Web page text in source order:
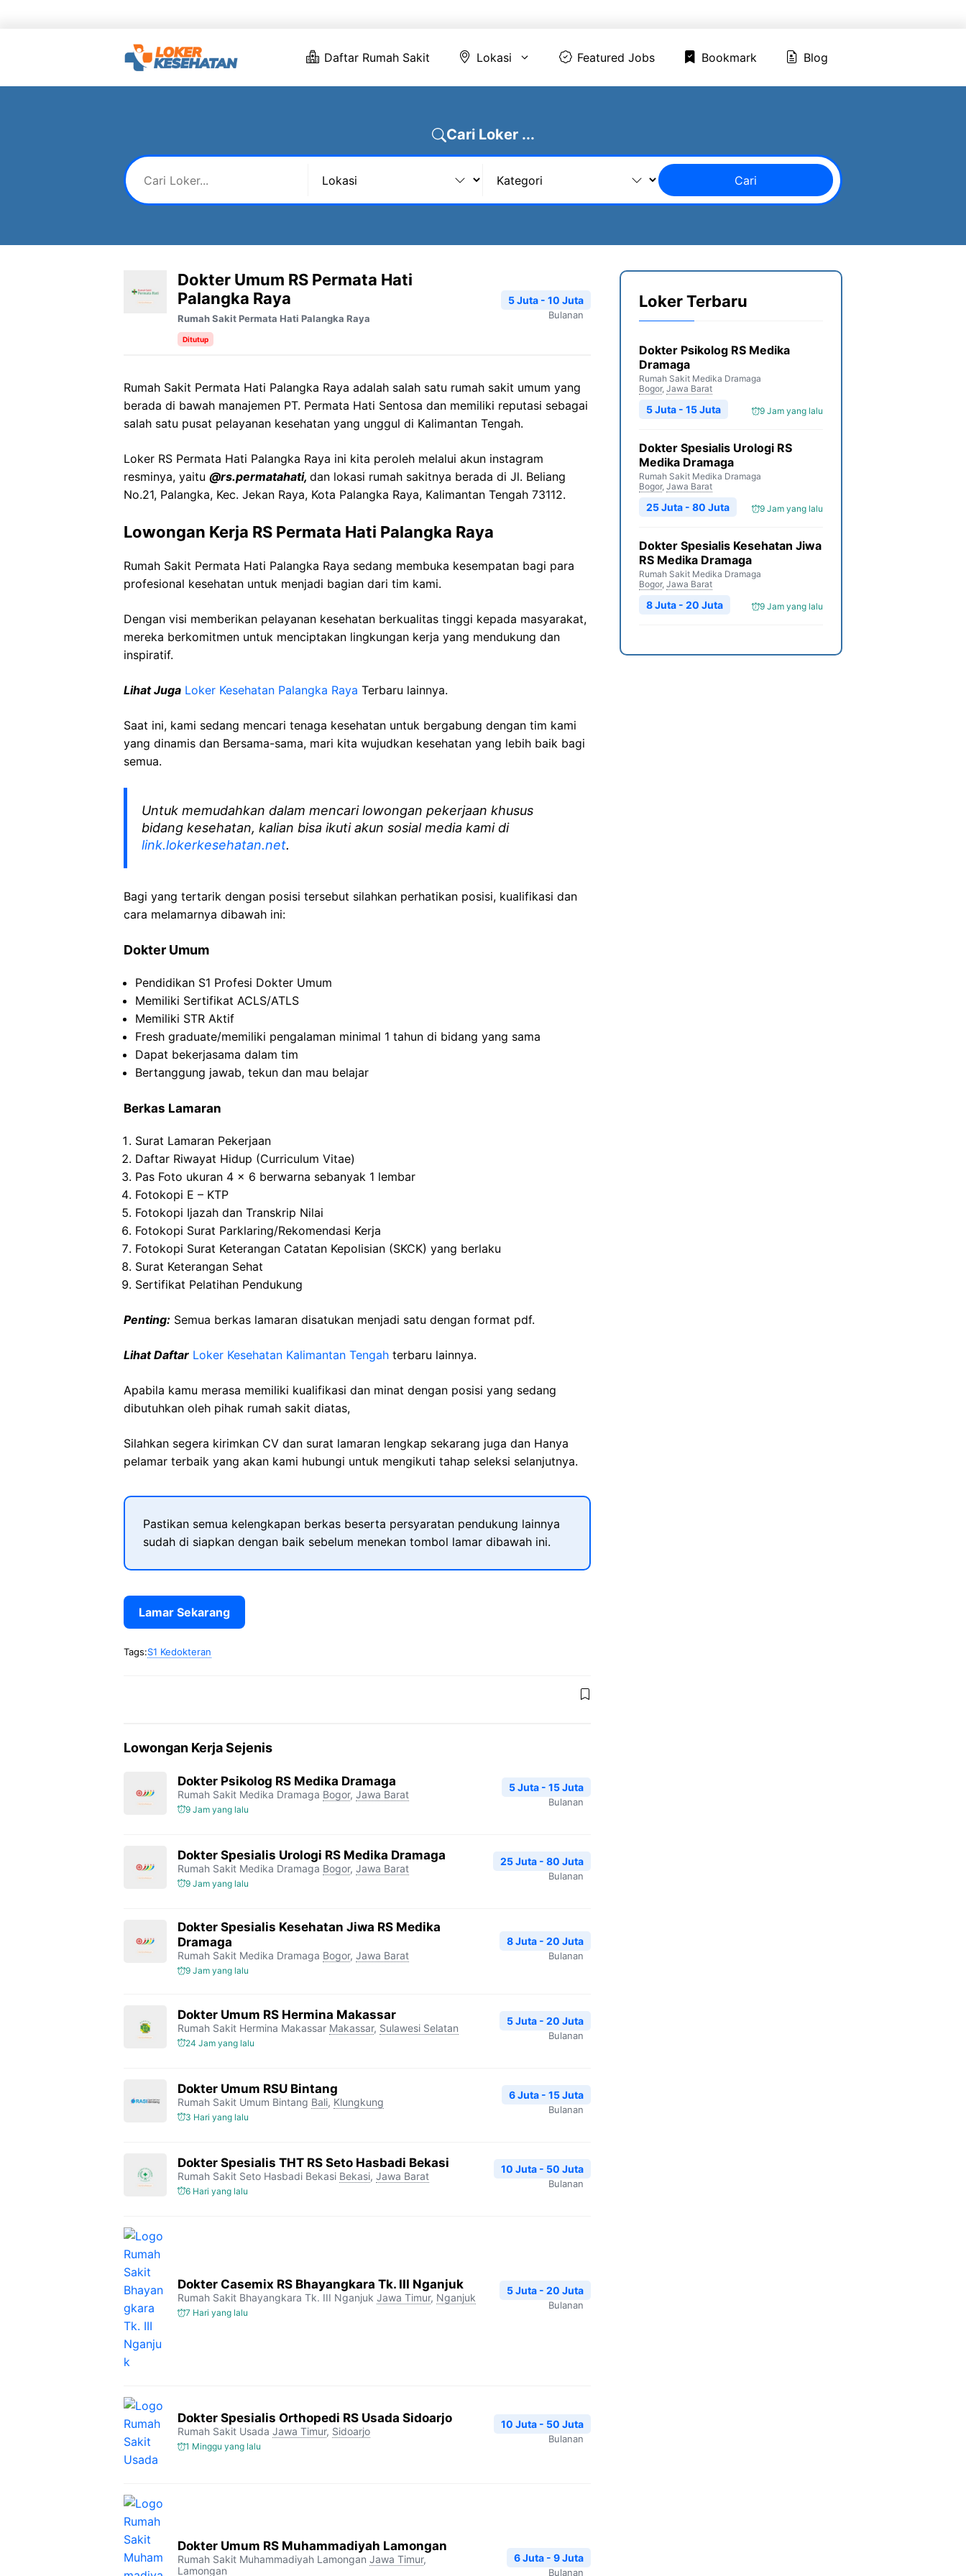
Daftar Rumah Sakit Lokasi Featured Jobs Bookmark Blog
Cari Loker ...
Cari
Dokter Umum RS Permata Hati
Palangka Raya
Rumah Sakit Permata Hati Palangka Raya
Ditutup
5 Juta - 10 Juta
Bulanan
Rumah Sakit Permata Hati Palangka Raya adalah salah satu rumah sakit umum yang
berada di bawah manajemen PT. Permata Hati Sentosa dan memiliki reputasi sebagai
salah satu pusat pelayanan kesehatan yang unggul di Kalimantan Tengah.
Loker RS Permata Hati Palangka Raya ini kita peroleh melalui akun instagram
resminya, yaitu @rs.permatahati, dan lokasi rumah sakitnya berada di Jl. Beliang
No.21, Palangka, Kec. Jekan Raya, Kota Palangka Raya, Kalimantan Tengah 73112.
Lowongan Kerja RS Permata Hati Palangka Raya
Rumah Sakit Permata Hati Palangka Raya sedang membuka kesempatan bagi para
profesional kesehatan untuk menjadi bagian dari tim kami.
Dengan visi memberikan pelayanan kesehatan berkualitas tinggi kepada masyarakat,
mereka berkomitmen untuk menciptakan lingkungan kerja yang mendukung dan
inspiratif.
Lihat Juga Loker Kesehatan Palangka Raya Terbaru lainnya.
Saat ini, kami sedang mencari tenaga kesehatan untuk bergabung dengan tim kami
yang dinamis dan Bersama-sama, mari kita wujudkan kesehatan yang lebih baik bagi
semua.
Untuk memudahkan dalam mencari lowongan pekerjaan khusus
bidang kesehatan, kalian bisa ikuti akun sosial media kami di
link.lokerkesehatan.net.
Bagi yang tertarik dengan posisi tersebut silahkan perhatikan posisi, kualifikasi dan
cara melamarnya dibawah ini:
Dokter Umum
Pendidikan S1 Profesi Dokter Umum
Memiliki Sertifikat ACLS/ATLS
Memiliki STR Aktif
Fresh graduate/memiliki pengalaman minimal 1 tahun di bidang yang sama
Dapat bekerjasama dalam tim
Bertanggung jawab, tekun dan mau belajar
Berkas Lamaran
Surat Lamaran Pekerjaan
Daftar Riwayat Hidup (Curriculum Vitae)
Pas Foto ukuran 4 x 6 berwarna sebanyak 1 lembar
Fotokopi E – KTP
Fotokopi Ijazah dan Transkrip Nilai
Fotokopi Surat Parklaring/Rekomendasi Kerja
Fotokopi Surat Keterangan Catatan Kepolisian (SKCK) yang berlaku
Surat Keterangan Sehat
Sertifikat Pelatihan Pendukung
Penting: Semua berkas lamaran disatukan menjadi satu dengan format pdf.
Lihat Daftar Loker Kesehatan Kalimantan Tengah terbaru lainnya.
Apabila kamu merasa memiliki kualifikasi dan minat dengan posisi yang sedang
dibutuhkan oleh pihak rumah sakit diatas,
Silahkan segera kirimkan CV dan surat lamaran lengkap sekarang juga dan Hanya
pelamar terbaik yang akan kami hubungi untuk mengikuti tahap seleksi selanjutnya.
Pastikan semua kelengkapan berkas beserta persyaratan pendukung lainnya
sudah di siapkan dengan baik sebelum menekan tombol lamar dibawah ini.
Lamar Sekarang
Tags:S1 Kedokteran
Lowongan Kerja Sejenis
Dokter Psikolog RS Medika Dramaga
Rumah Sakit Medika Dramaga Bogor, Jawa Barat
9 Jam yang lalu
5 Juta - 15 Juta
Bulanan
Dokter Spesialis Urologi RS Medika Dramaga
Rumah Sakit Medika Dramaga Bogor, Jawa Barat
9 Jam yang lalu
25 Juta - 80 Juta
Bulanan
Dokter Spesialis Kesehatan Jiwa RS Medika
Dramaga
Rumah Sakit Medika Dramaga Bogor, Jawa Barat
9 Jam yang lalu
8 Juta - 20 Juta
Bulanan
Dokter Umum RS Hermina Makassar
Rumah Sakit Hermina Makassar Makassar, Sulawesi Selatan
24 Jam yang lalu
5 Juta - 20 Juta
Bulanan
Dokter Umum RSU Bintang
Rumah Sakit Umum Bintang Bali, Klungkung
3 Hari yang lalu
6 Juta - 15 Juta
Bulanan
Dokter Spesialis THT RS Seto Hasbadi Bekasi
Rumah Sakit Seto Hasbadi Bekasi Bekasi, Jawa Barat
6 Hari yang lalu
10 Juta - 50 Juta
Bulanan
Dokter Casemix RS Bhayangkara Tk. III Nganjuk
Rumah Sakit Bhayangkara Tk. III Nganjuk Jawa Timur, Nganjuk
7 Hari yang lalu
5 Juta - 20 Juta
Bulanan
Dokter Spesialis Orthopedi RS Usada Sidoarjo
Rumah Sakit Usada Jawa Timur, Sidoarjo
1 Minggu yang lalu
10 Juta - 50 Juta
Bulanan
Dokter Umum RS Muhammadiyah Lamongan
Rumah Sakit Muhammadiyah Lamongan Jawa Timur,
Lamongan
6 Juta - 9 Juta
Bulanan
Loker Terbaru
Dokter Psikolog RS Medika
Dramaga
Rumah Sakit Medika Dramaga
Bogor, Jawa Barat
9 Jam yang lalu
5 Juta - 15 Juta
Dokter Spesialis Urologi RS
Medika Dramaga
Rumah Sakit Medika Dramaga
Bogor, Jawa Barat
9 Jam yang lalu
25 Juta - 80 Juta
Dokter Spesialis Kesehatan Jiwa
RS Medika Dramaga
Rumah Sakit Medika Dramaga
Bogor, Jawa Barat
9 Jam yang lalu
8 Juta - 20 Juta